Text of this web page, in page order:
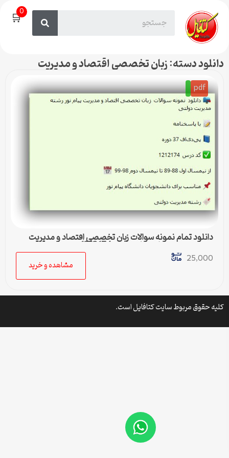
🛒0
دانلود دسته: زبان تخصصی اقتصاد و مدیریت
pdf
دانلود تمام نمونه سوالات زبان تخصصی اقتصاد و مدیریت
رشته مدیریت دولتی پیام نور کد 1212174
25,000
مشاهده و خرید
کلیه حقوق مربوط سایت کتافایل است.